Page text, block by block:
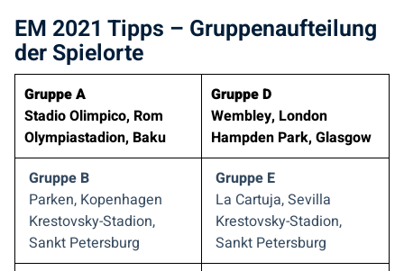
EM 2021 Tipps – Gruppenaufteilung
der Spielorte
Gruppe A
Stadio Olimpico, Rom
Olympiastadion, Baku
Gruppe D
Wembley, London
Hampden Park, Glasgow
Gruppe B
Parken, Kopenhagen
Krestovsky-Stadion,
Sankt Petersburg
Gruppe E
La Cartuja, Sevilla
Krestovsky-Stadion,
Sankt Petersburg